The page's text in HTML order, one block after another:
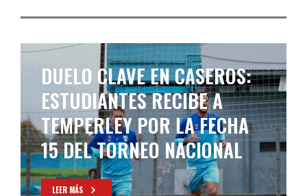
DUELO CLAVE EN CASEROS:
ESTUDIANTES RECIBE A
TEMPERLEY POR LA FECHA
15 DEL TORNEO NACIONAL
LEER MÁS